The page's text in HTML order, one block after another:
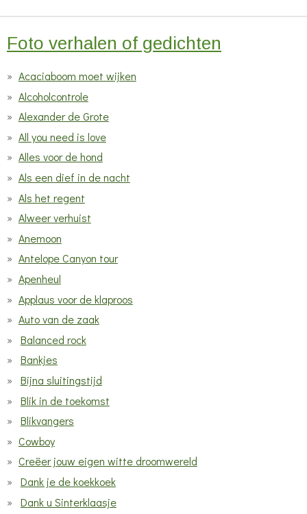
t
e
r
e
n
Foto verhalen of gedichten
Acaciaboom moet wijken
Alcoholcontrole
Alexander de Grote
All you need is love
Alles voor de hond
Als een dief in de nacht
Als het regent
Alweer verhuist
Anemoon
Antelope Canyon tour
Apenheul
Applaus voor de klaproos
Auto van de zaak
Balanced rock
Bankjes
Bijna sluitingstijd
Blik in de toekomst
Blikvangers
Cowboy
Creëer jouw eigen witte droomwereld
Dank je de koekkoek
Dank u Sinterklaasje